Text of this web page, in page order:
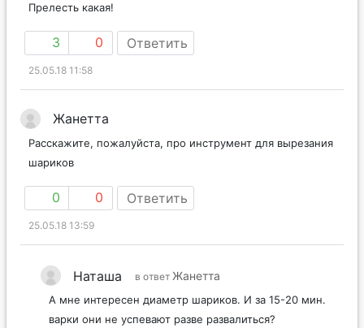
Прелесть какая!
3 0 Ответить
25.05.18 11:58
Жанетта
Расскажите, пожалуйста, про инструмент для вырезания
шариков
0 0 Ответить
25.05.18 13:59
Наташа в ответ Жанетта
А мне интересен диаметр шариков. И за 15-20 мин.
варки они не успевают разве развалиться?